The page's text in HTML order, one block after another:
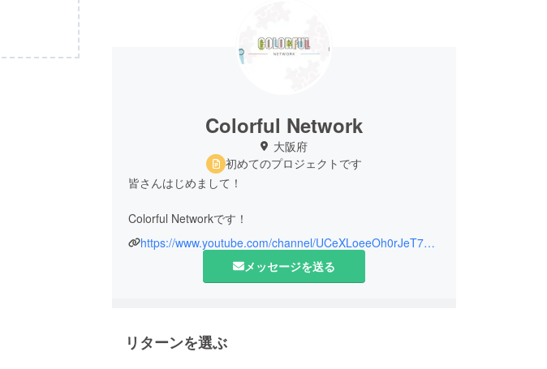
Colorful Network
大阪府
初めてのプロジェクトです
皆さんはじめまして！
Colorful Networkです！
YouTube活動を2018年9月に始動したばかりで、まだまだ右
も左も分かっていませんが日々毎日更新頑張っています！
https://www.youtube.com/channel/UCeXLoeeOh0rJeT7U12W3D_g
メッセージを送る
リターンを選ぶ